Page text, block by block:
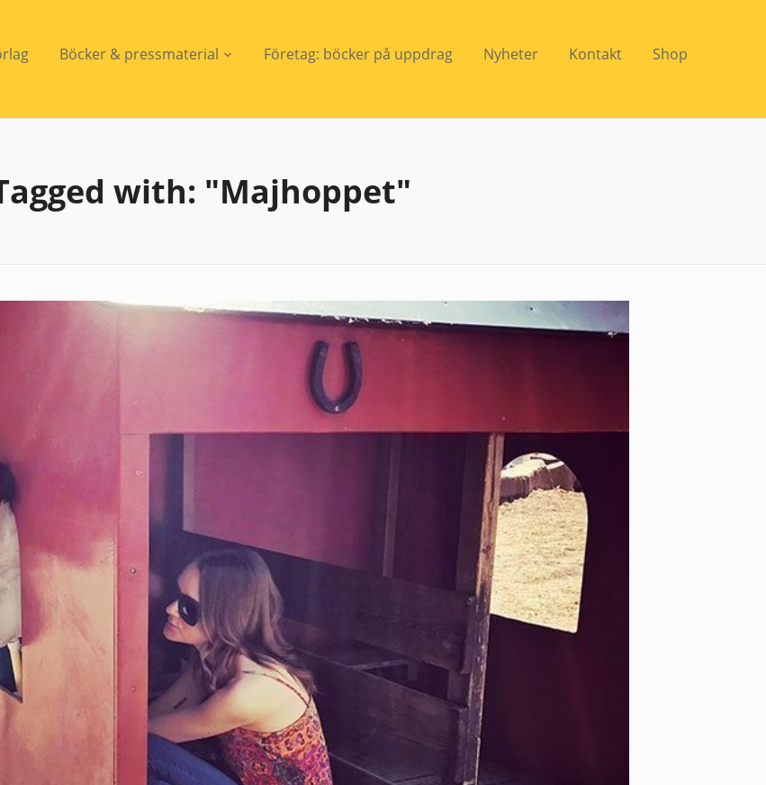
Böcker & pressmaterial Företag: böcker på uppdrag Nyheter Kontakt Shop
with: "Majhoppet"